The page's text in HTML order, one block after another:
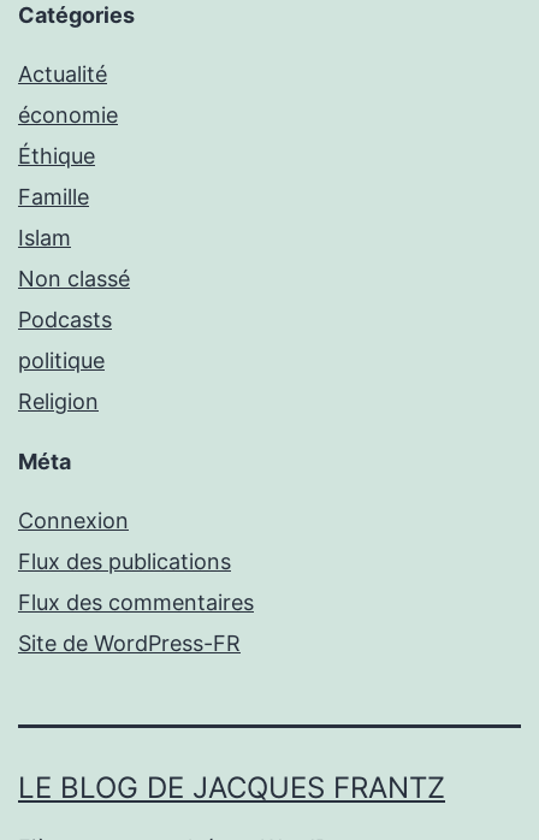
Catégories
Actualité
économie
Éthique
Famille
Islam
Non classé
Podcasts
politique
Religion
Méta
Connexion
Flux des publications
Flux des commentaires
Site de WordPress-FR
LE BLOG DE JACQUES FRANTZ